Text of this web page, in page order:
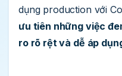
dụng production với
ưu tiên những việc
ro rõ rệt và dễ áp